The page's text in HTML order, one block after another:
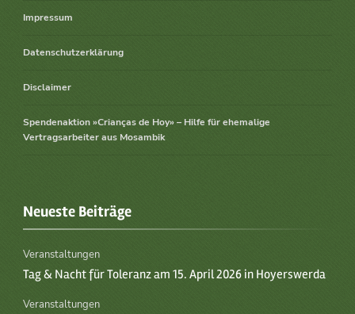
Impressum
Datenschutzerklärung
Disclaimer
Spendenaktion »Crianças de Hoy» – Hilfe für ehemalige
Vertragsarbeiter aus Mosambik
Neueste Beiträge
Veranstaltungen
Tag & Nacht für Toleranz am 15. April 2026 in Hoyerswerda
Veranstaltungen